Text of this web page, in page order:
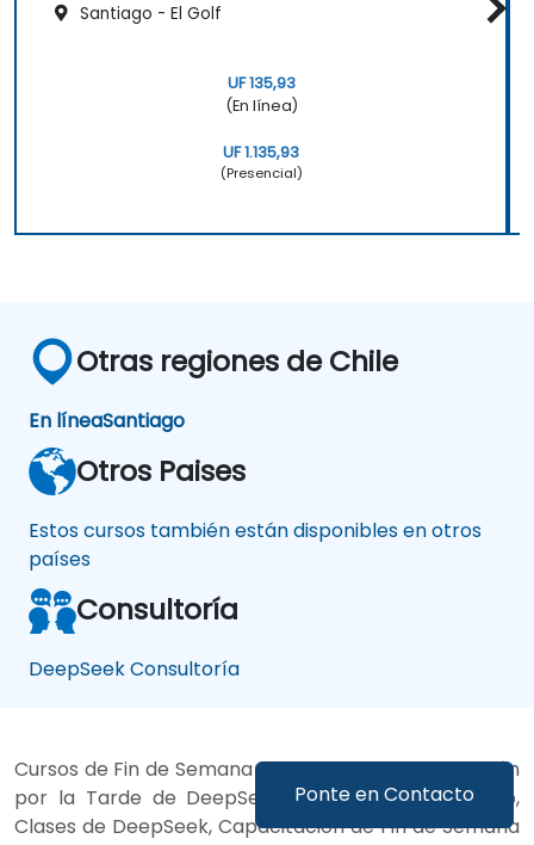
Ponte en Contacto
Santiago - El Golf
UF 135,93
(En línea)
UF 1.135,93
(Presencial)
Otras regiones de Chile
En líneaSantiago
Otros Paises
Estos cursos también están disponibles en otros
países
Consultoría
DeepSeek Consultoría
Cursos de Fin de Semana de DeepSeek, Capacitación
por la Tarde de DeepSeek, DeepSeek boot camp,
Clases de DeepSeek, Capacitación de Fin de Semana